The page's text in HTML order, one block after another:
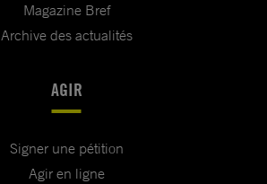
Magazine Bref
Archive des actualités
AGIR
Signer une pétition
Agir en ligne